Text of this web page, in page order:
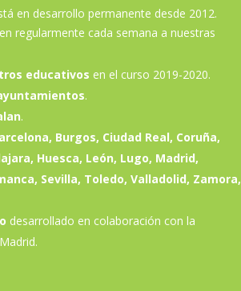
en desarrollo permanente desde 2012.
regularmente cada semana a nuestras
educativos en el curso 2019-2020.
.
.
Burgos, Ciudad Real, Coruña,
Huesca, León, Lugo, Madrid,
Sevilla, Toledo, Valladolid, Zamora,
desarrollado en colaboración con la